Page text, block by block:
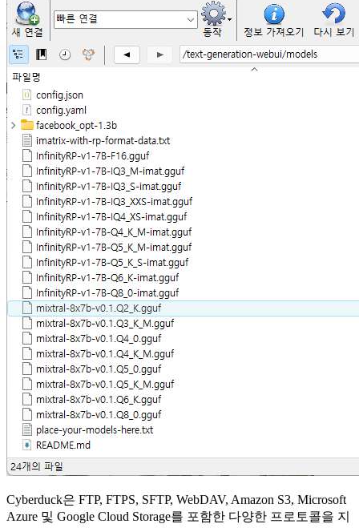
Cyberduck은 FTP, FTPS, SFTP, WebDAV, Amazon S3, Microsoft
Azure 및 Google Cloud Storage를 포함한 다양한 프로토콜을 지